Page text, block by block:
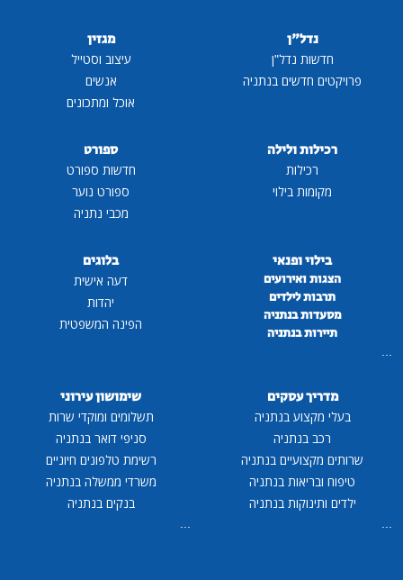
נדל"ן
חדשות נדל"ן
פרויקטים חדשים בנתניה
מגזין
עיצוב וסטייל
אנשים
אוכל ומתכונים
רכילות ולילה
רכילות
מקומות בילוי
ספורט
חדשות ספורט
ספורט נוער
מכבי נתניה
בילוי ופנאי
הצגות ואירועים
תרבות לילדים
מסעדות בנתניה
תיירות בנתניה
...
בלוגים
דעה אישית
יהדות
הפינה המשפטית
מדריך עסקים
בעלי מקצוע בנתניה
רכב בנתניה
שרותים מקצועיים בנתניה
טיפוח ובריאות בנתניה
ילדים ותינוקות בנתניה
...
שימושון עירוני
תשלומים ומוקדי שרות
סניפי דואר בנתניה
רשימת טלפונים חיוניים
משרדי ממשלה בנתניה
בנקים בנתניה
...